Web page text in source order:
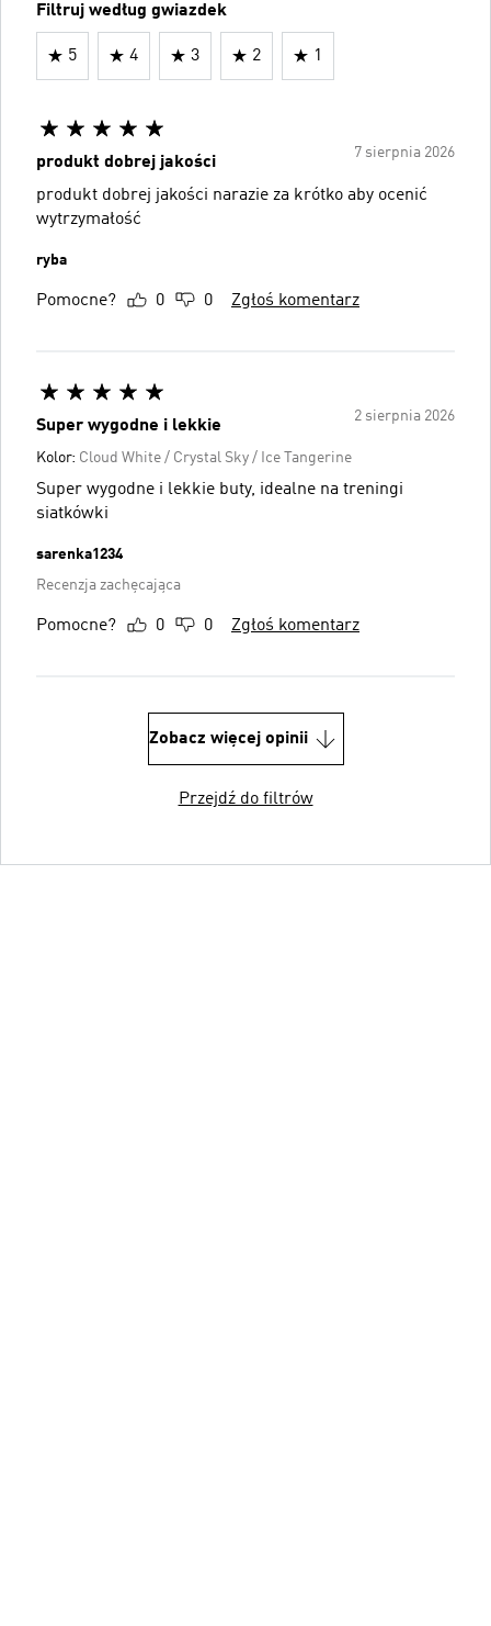
Filtruj według gwiazdek
5 4 3 2 1
7 sierpnia 2026
produkt dobrej jakości
produkt dobrej jakości narazie za krótko aby ocenić
wytrzymałość
ryba
Pomocne? 0 0 Zgłoś komentarz
2 sierpnia 2026
Super wygodne i lekkie
Kolor: Cloud White / Crystal Sky / Ice Tangerine
Super wygodne i lekkie buty, idealne na treningi
siatkówki
sarenka1234
Recenzja zachęcająca
Pomocne? 0 0 Zgłoś komentarz
Zobacz więcej opinii
Przejdź do filtrów